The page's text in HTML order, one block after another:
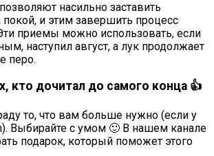
насильно заставить
покой, и этим завершить процесс
приемы можно использовать, если
наступил август, а лук продолжает
перо.
кто дочитал до самого конца 👍
то, что вам больше нужно (если у
Выбирайте с умом 🙂 В нашем канале
подарок, который поможет этого